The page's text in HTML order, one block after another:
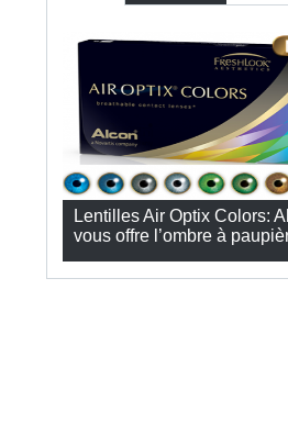
Lentilles Air Optix Colors:
vous offre l’ombre à